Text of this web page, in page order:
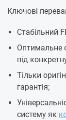
Ключові
Стабільний
Оптимальне
під
Тільки
гарантія;
систему як